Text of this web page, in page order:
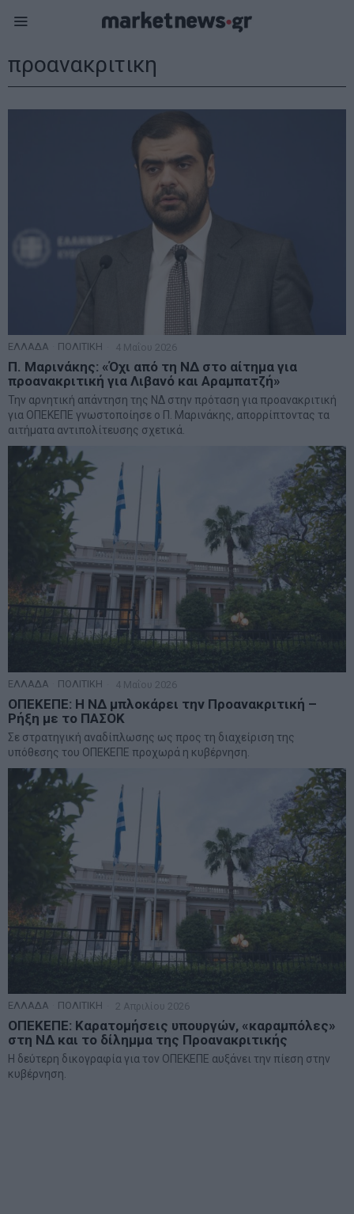
προανακριτικη
ΕΛΛΑΔΑ ΠΟΛΙΤΙΚΗ 4 Μαΐου 2026
Π. Μαρινάκης: «Όχι από τη ΝΔ στο αίτημα για
προανακριτική για Λιβανό και Αραμπατζή»
Την αρνητική απάντηση της ΝΔ στην πρόταση για προανακριτική
για ΟΠΕΚΕΠΕ γνωστοποίησε ο Π. Μαρινάκης, απορρίπτοντας τα
αιτήματα αντιπολίτευσης σχετικά.
ΕΛΛΑΔΑ ΠΟΛΙΤΙΚΗ 4 Μαΐου 2026
ΟΠΕΚΕΠΕ: Η ΝΔ μπλοκάρει την Προανακριτική –
Ρήξη με το ΠΑΣΟΚ
Σε στρατηγική αναδίπλωσης ως προς τη διαχείριση της
υπόθεσης του ΟΠΕΚΕΠΕ προχωρά η κυβέρνηση.
ΕΛΛΑΔΑ ΠΟΛΙΤΙΚΗ 2 Απριλίου 2026
ΟΠΕΚΕΠΕ: Καρατομήσεις υπουργών, «καραμπόλες»
στη ΝΔ και το δίλημμα της Προανακριτικής
Η δεύτερη δικογραφία για τον ΟΠΕΚΕΠΕ αυξάνει την πίεση στην
κυβέρνηση.